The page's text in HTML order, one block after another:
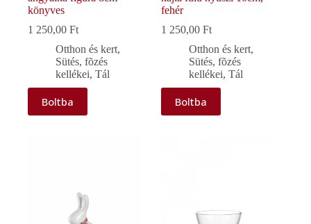
könyves
1 250,00 Ft
Otthon és kert,
Sütés, fõzés
kellékei, Tál
Boltba
fehér
1 250,00Ft
Otthon és kert,
Sütés, fõzés
kellékei,Tál
Boltba